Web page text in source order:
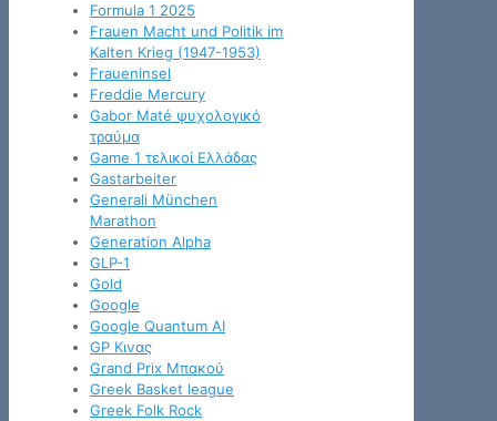
Formula 1 2025
Frauen Macht und Politik im
Kalten Krieg (1947-1953)
Fraueninsel
Freddie Mercury
Gabor Maté ψυχολογικό
τραύμα
Game 1 τελικοί Ελλάδας
Gastarbeiter
Generali München
Marathon
Generation Alpha
GLP-1
Gold
Google
Google Quantum AI
GP Κινας
Grand Prix Μπακού
Greek Basket league
Greek Folk Rock